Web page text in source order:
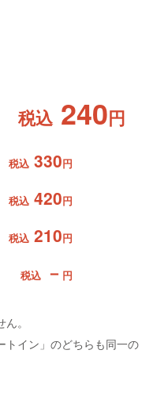
税込240円
税込 330円
税込 420円
税込 210円
税込 － 円
。
トイン」のどちらも同一の